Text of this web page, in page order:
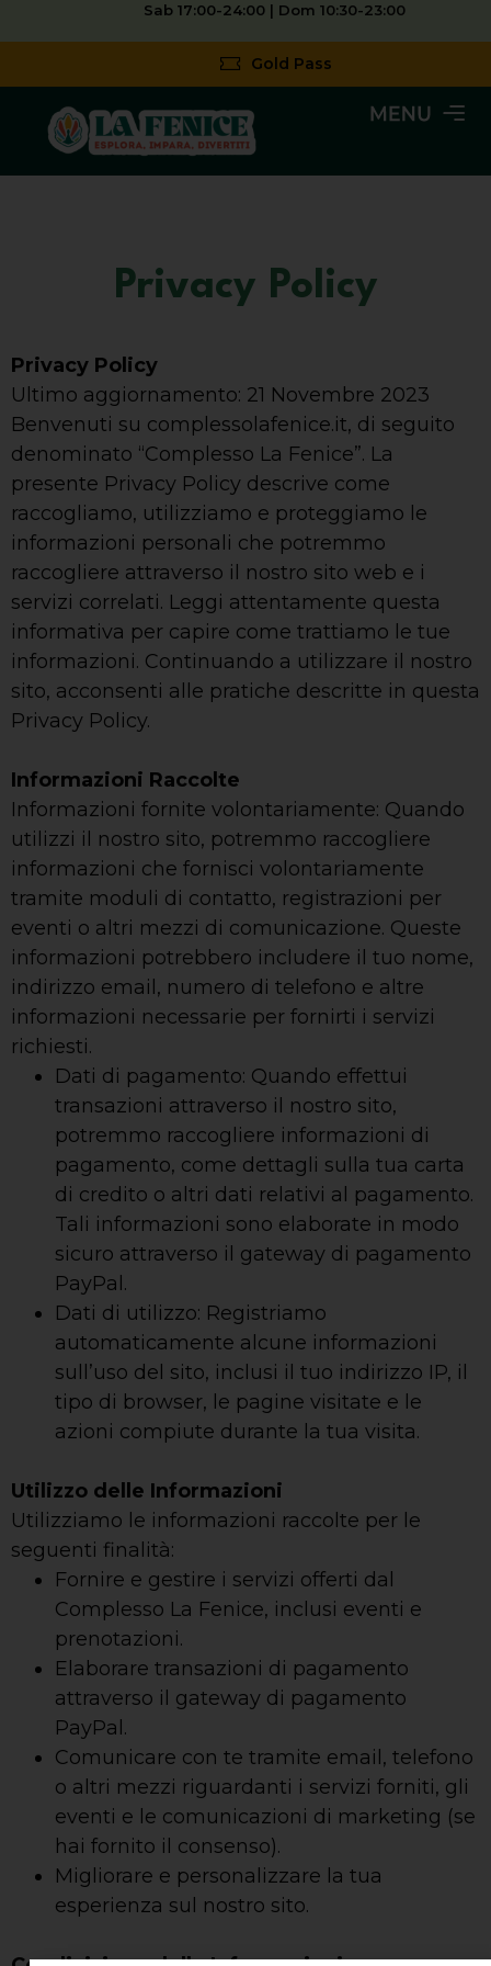
Sab 17:00-24:00 | Dom 10:30-23:00
Gold Pass
Privacy Policy
Privacy Policy
Ultimo aggiornamento: 21 Novembre 2023
Benvenuti su complessolafenice.it, di seguito
denominato “Complesso La Fenice”. La
presente Privacy Policy descrive come
raccogliamo, utilizziamo e proteggiamo le
informazioni personali che potremmo
raccogliere attraverso il nostro sito web e i
servizi correlati. Leggi attentamente questa
informativa per capire come trattiamo le tue
informazioni. Continuando a utilizzare il nostro
sito, acconsenti alle pratiche descritte in questa
Privacy Policy.
Informazioni Raccolte
Informazioni fornite volontariamente: Quando
utilizzi il nostro sito, potremmo raccogliere
informazioni che fornisci volontariamente
tramite moduli di contatto, registrazioni per
eventi o altri mezzi di comunicazione. Queste
informazioni potrebbero includere il tuo nome,
indirizzo email, numero di telefono e altre
informazioni necessarie per fornirti i servizi
richiesti.
Dati di pagamento: Quando effettui
transazioni attraverso il nostro sito,
potremmo raccogliere informazioni di
pagamento, come dettagli sulla tua carta
di credito o altri dati relativi al pagamento.
Tali informazioni sono elaborate in modo
sicuro attraverso il gateway di pagamento
PayPal.
Dati di utilizzo: Registriamo
automaticamente alcune informazioni
sull’uso del sito, inclusi il tuo indirizzo IP, il
tipo di browser, le pagine visitate e le
azioni compiute durante la tua visita.
Utilizzo delle Informazioni
Utilizziamo le informazioni raccolte per le
seguenti finalità:
Fornire e gestire i servizi offerti dal
Complesso La Fenice, inclusi eventi e
prenotazioni.
Elaborare transazioni di pagamento
attraverso il gateway di pagamento
PayPal.
Comunicare con te tramite email, telefono
o altri mezzi riguardanti i servizi forniti, gli
eventi e le comunicazioni di marketing (se
hai fornito il consenso).
Migliorare e personalizzare la tua
esperienza sul nostro sito.